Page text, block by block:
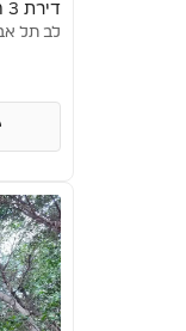
דירת 3 חד’ בלב ת”א – פינסקר
לב תל